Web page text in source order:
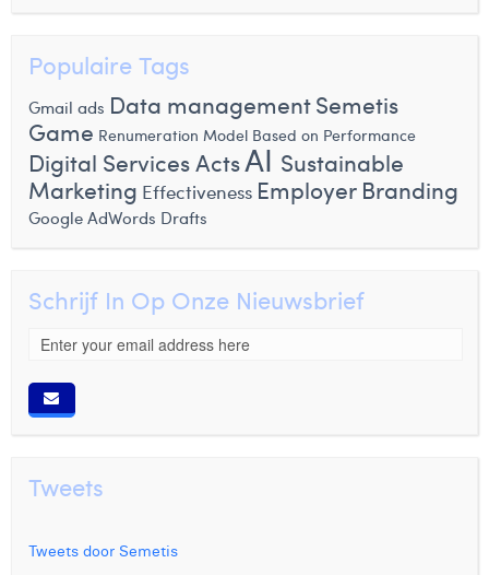
Populaire Tags
Gmail ads Data managementSemetis
Game Renumeration Model Based on Performance
Digital Services ActsAI Sustainable
Marketing Effectiveness Employer Branding
Google AdWords Drafts
Schrijf In Op Onze Nieuwsbrief
Tweets
Tweets door Semetis